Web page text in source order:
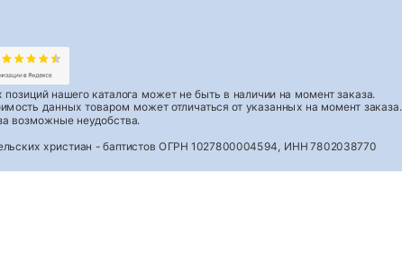
нашего каталога может не быть в наличии на момент заказа.
данных товаром может отличаться от указанных на момент заказа.
возможные неудобства.
христиан - баптистов ОГРН 1027800004594, ИНН 7802038770